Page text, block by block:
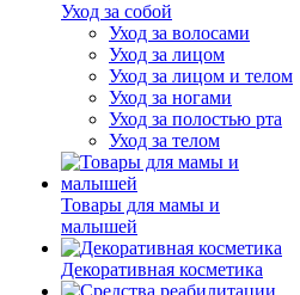
Уход за собой
Уход за волосами
Уход за лицом
Уход за лицом и телом
Уход за ногами
Уход за полостью рта
Уход за телом
Товары для мамы и
малышей
Декоративная косметика